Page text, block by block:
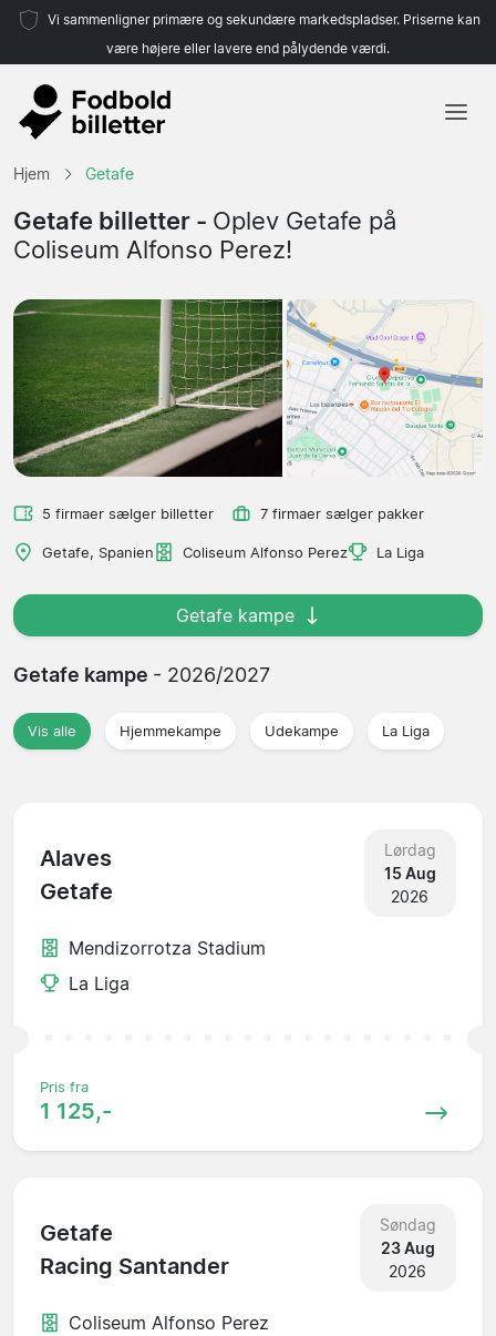
Vi sammenligner primære og sekundære markedspladser. Priserne kan
være højere eller lavere end pålydende værdi.
Hold
Ligaer
Hjem Getafe
Getafe billetter - Oplev Getafe på
Coliseum Alfonso Perez!
5 firmaer sælger billetter 7 firmaer sælger pakker
Getafe, Spanien Coliseum Alfonso Perez La Liga
Getafe kampe
Getafe kampe - 2026/2027
Vis alle Hjemmekampe Udekampe La Liga
Alaves
Getafe
Lørdag
15 Aug
2026
Mendizorrotza Stadium
La Liga
Pris fra
1 125,-
Getafe
Racing Santander
Søndag
23 Aug
2026
Coliseum Alfonso Perez